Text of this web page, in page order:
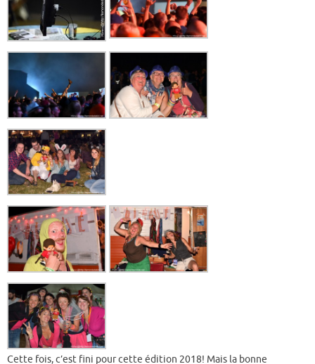
Cette fois, c’est fini pour cette édition 2018! Mais la bonne